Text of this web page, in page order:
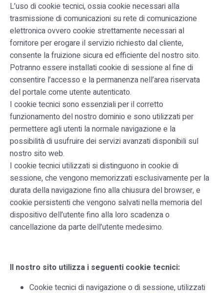
L’uso di cookie tecnici, ossia cookie necessari alla
trasmissione di comunicazioni su rete di comunicazione
elettronica ovvero cookie strettamente necessari al
fornitore per erogare il servizio richiesto dal cliente,
consente la fruizione sicura ed efficiente del nostro sito.
Potranno essere installati cookie di sessione al fine di
consentire l’accesso e la permanenza nell’area riservata
del portale come utente autenticato.
I cookie tecnici sono essenziali per il corretto
funzionamento del nostro dominio e sono utilizzati per
permettere agli utenti la normale navigazione e la
possibilità di usufruire dei servizi avanzati disponibili sul
nostro sito web.
I cookie tecnici utilizzati si distinguono in cookie di
sessione, che vengono memorizzati esclusivamente per la
durata della navigazione fino alla chiusura del browser, e
cookie persistenti che vengono salvati nella memoria del
dispositivo dell’utente fino alla loro scadenza o
cancellazione da parte dell’utente medesimo.
Il nostro sito utilizza i seguenti cookie tecnici:
Cookie tecnici di navigazione o di sessione, utilizzati